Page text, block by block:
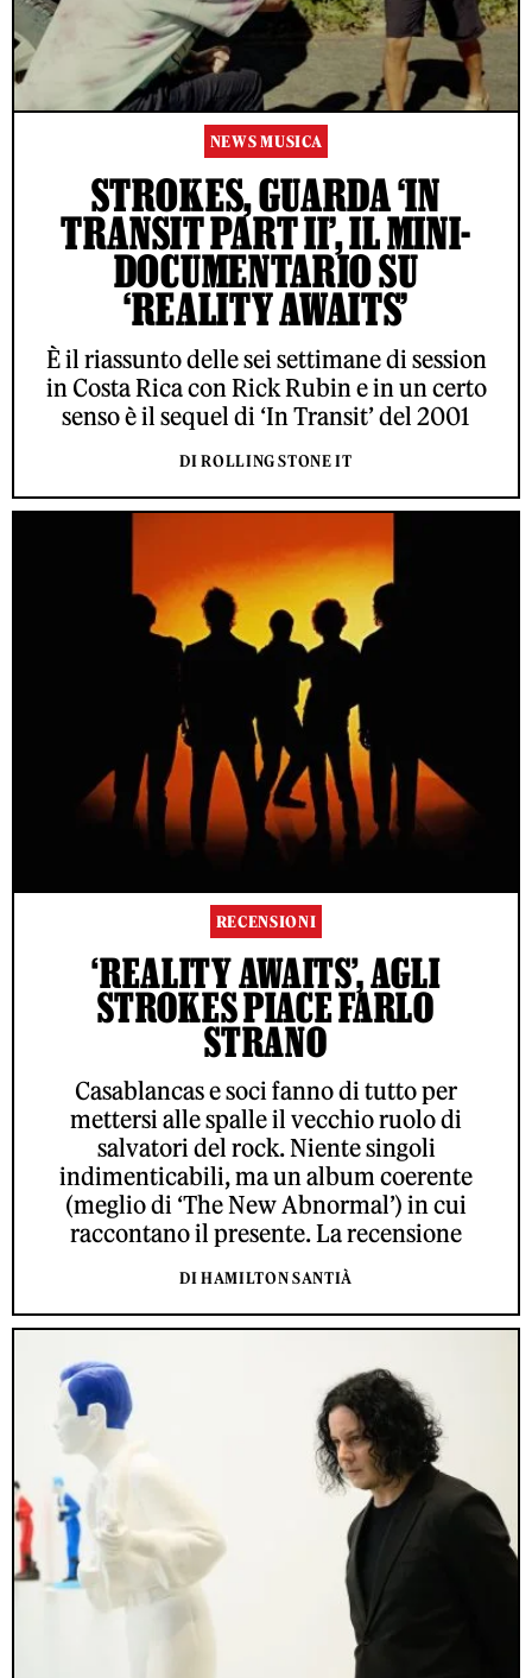
NEWS MUSICA
STROKES, GUARDA ‘IN
TRANSIT PART II’, IL MINI-
DOCUMENTARIO SU
‘REALITY AWAITS’
È il riassunto delle sei settimane di session
in Costa Rica con Rick Rubin e in un certo
senso è il sequel di ‘In Transit’ del 2001
DI ROLLING STONE IT
RECENSIONI
‘REALITY AWAITS’, AGLI
STROKES PIACE FARLO
STRANO
Casablancas e soci fanno di tutto per
mettersi alle spalle il vecchio ruolo di
salvatori del rock. Niente singoli
indimenticabili, ma un album coerente
(meglio di ‘The New Abnormal’) in cui
raccontano il presente. La recensione
DI HAMILTON SANTIÀ